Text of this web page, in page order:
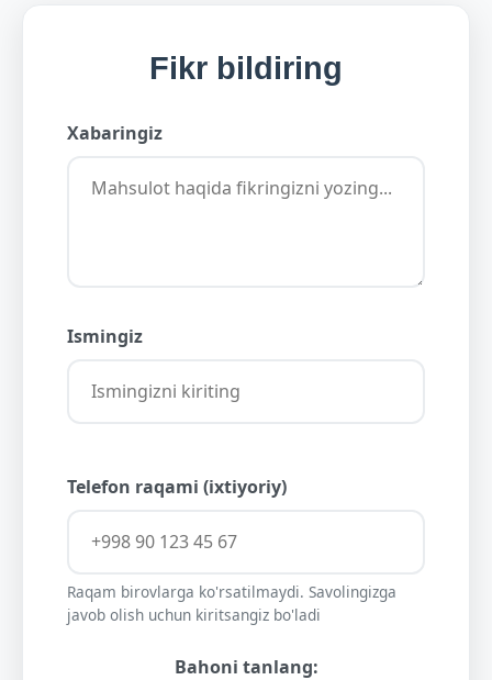
Fikr bildiring
Xabaringiz
Ismingiz
Telefon raqami (ixtiyoriy)
Raqam birovlarga ko'rsatilmaydi. Savolingizga
javob olish uchun kiritsangiz bo'ladi
Bahoni tanlang: